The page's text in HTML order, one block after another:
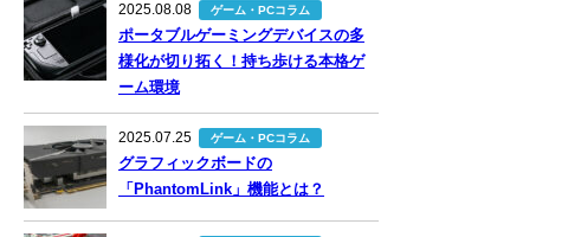
2025.08.08 ゲーム・PCコラム
ポータブルゲーミングデバイスの多
様化が切り拓く！持ち歩ける本格ゲ
ーム環境
2025.07.25 ゲーム・PCコラム
グラフィックボードの
「PhantomLink」機能とは？